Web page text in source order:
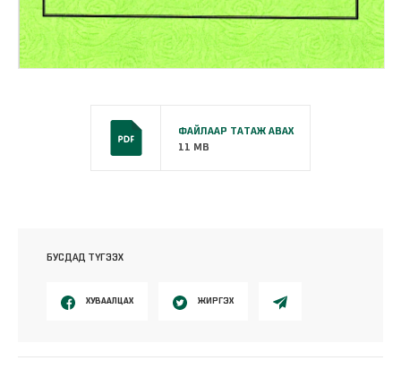
ФАЙЛААР ТАТАЖ АВАХ
11 MB
БУСДАД ТҮГЭЭХ
ХУВААЛЦАХ ЖИРГЭХ